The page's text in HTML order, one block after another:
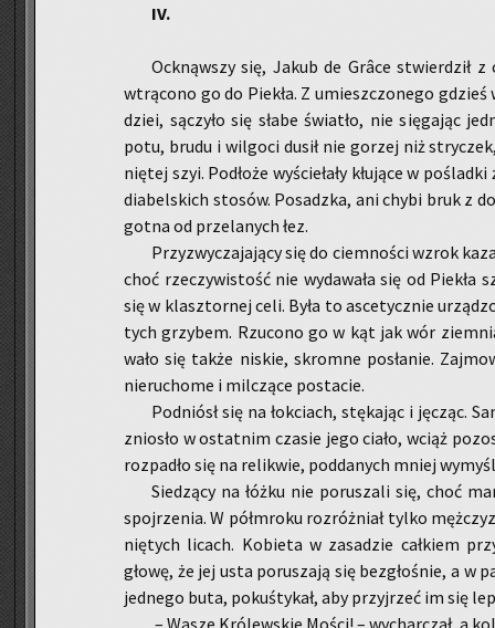
IV.
Ock­nąw­szy się, Jakub de Grâce stwier­dził z
wtrą­co­no go do Pie­kła. Z umiesz­czo­ne­go
dziei, są­czy­ło się słabe świa­tło, nie się­ga­jąc
potu, brudu i wil­go­ci dusił nie go­rzej niż
nię­tej szyi. Pod­ło­że wy­ście­ła­ły kłu­ją­ce w
dia­bel­skich sto­sów. Po­sadz­ka, ani chybi bruk z
got­na od prze­la­nych łez.
Przy­zwy­cza­ja­ją­cy się do ciem­no­ści wzrok
choć rze­czy­wi­stość nie wy­da­wa­ła się od Pie­kła
się w klasz­tor­nej celi. Była to asce­tycz­nie
tych grzy­bem. Rzu­co­no go w kąt jak wór
wa­ło się także ni­skie, skrom­ne po­sła­nie.
nie­ru­cho­me i mil­czą­ce po­sta­cie.
Pod­niósł się na łok­ciach, stę­ka­jąc i ję­cząc.
znio­sło w ostat­nim cza­sie jego ciało, wciąż
roz­pa­dło się na re­li­kwie, pod­da­nych mniej
Sie­dzą­cy na łóżku nie po­ru­sza­li się, choć
spoj­rze­nia. W pół­mro­ku roz­róż­niał tylko
nię­tych li­cach. Ko­bie­ta w za­sa­dzie cał­kiem
głowę, że jej usta po­ru­sza­ją się bez­gło­śnie, a w
jed­ne­go buta, po­kuś­ty­kał, aby przyj­rzeć im się
– Wasze Kró­lew­skie Mości! – wy­char­czał, a